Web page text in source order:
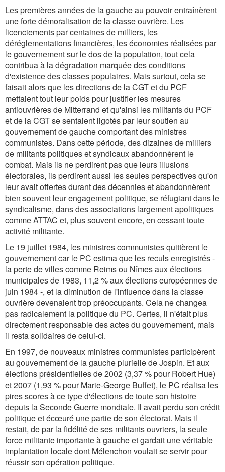
Les premières années de la gauche au pouvoir entraînèrent
une forte démoralisation de la classe ouvrière. Les
licenciements par centaines de milliers, les
déréglementations financières, les économies réalisées par
le gouvernement sur le dos de la population, tout cela
contribua à la dégradation marquée des conditions
d'existence des classes populaires. Mais surtout, cela se
faisait alors que les directions de la CGT et du PCF
mettaient tout leur poids pour justifier les mesures
antiouvrières de Mitterrand et qu'ainsi les militants du PCF
et de la CGT se sentaient ligotés par leur soutien au
gouvernement de gauche comportant des ministres
communistes. Dans cette période, des dizaines de milliers
de militants politiques et syndicaux abandonnèrent le
combat. Mais ils ne perdirent pas que leurs illusions
électorales, ils perdirent aussi les seules perspectives qu'on
leur avait offertes durant des décennies et abandonnèrent
bien souvent leur engagement politique, se réfugiant dans le
syndicalisme, dans des associations largement apolitiques
comme ATTAC et, plus souvent encore, en cessant toute
activité militante.
Le 19 juillet 1984, les ministres communistes quittèrent le
gouvernement car le PC estima que les reculs enregistrés -
la perte de villes comme Reims ou Nîmes aux élections
municipales de 1983, 11,2 % aux élections européennes de
juin 1984 -, et la diminution de l'influence dans la classe
ouvrière devenaient trop préoccupants. Cela ne changea
pas radicalement la politique du PC. Certes, il n'était plus
directement responsable des actes du gouvernement, mais
il resta solidaires de celui-ci.
En 1997, de nouveaux ministres communistes participèrent
au gouvernement de la gauche plurielle de Jospin. Et aux
élections présidentielles de 2002 (3,37 % pour Robert Hue)
et 2007 (1,93 % pour Marie-George Buffet), le PC réalisa les
pires scores à ce type d'élections de toute son histoire
depuis la Seconde Guerre mondiale. Il avait perdu son crédit
politique et écœuré une partie de son électorat. Mais il
restait, de par la fidélité de ses militants ouvriers, la seule
force militante importante à gauche et gardait une véritable
implantation locale dont Mélenchon voulait se servir pour
réussir son opération politique.